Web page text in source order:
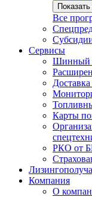
Все
Сервисы
Шинный
Карты
РКО от
Компания
О